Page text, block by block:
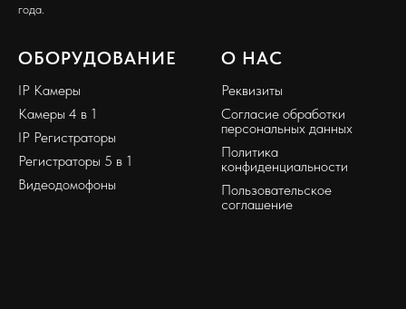
года.
ОБОРУДОВАНИЕ
IP Камеры
Камеры 4 в 1
IP Регистраторы
Регистраторы 5 в 1
Видеодомофоны
О НАС
Реквизиты
Согласие обработки
персональных данных
Политика
конфиденциальности
Пользовательское
соглашение